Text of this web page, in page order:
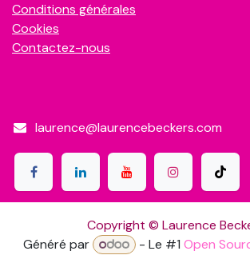
Conditions générales
Cookies
Contactez-nous
laurence@laurencebeckers.com
Copyright © Laurence
Généré par
- Le #1Open